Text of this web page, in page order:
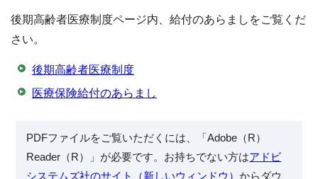
後期高齢者医療制度ページ内、給付のあらましをご覧くだ
さい。
後期高齢者医療制度
医療保険給付のあらまし
PDFファイルをご覧いただくには、「Adobe（R）
Reader（R）」が必要です。お持ちでない方はアドビ
システムズ社のサイト（新しいウィンドウ）からダウ